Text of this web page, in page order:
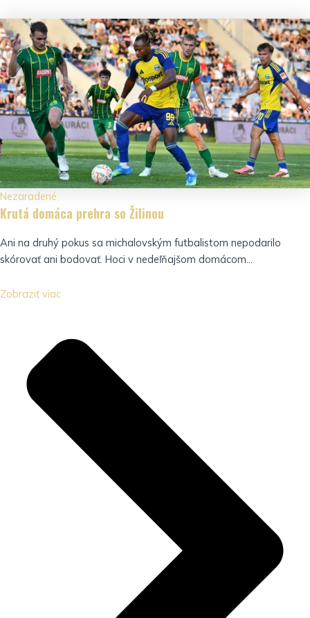
Nezaradené
Krutá domáca prehra so Žilinou
Ani na druhý pokus sa michalovským futbalistom nepodarilo
skórovať ani bodovať. Hoci v nedeľňajšom domácom...
Zobraziť viac